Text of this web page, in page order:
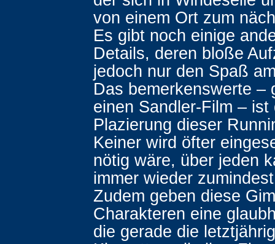
von einem Ort zum
Es gibt noch einige
Details, deren bloße
jedoch nur den Spaß
Das bemerkenswerte –
einen Sandler-Film – ist
Plazierung dieser
Keiner wird öfter
nötig wäre, über jeden
immer wieder
Zudem geben diese
Charakteren eine
die gerade die